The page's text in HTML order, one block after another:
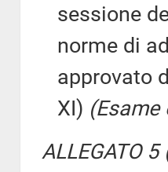
sessione
norme di
approvato
XI) (Esame
ALLEGATO